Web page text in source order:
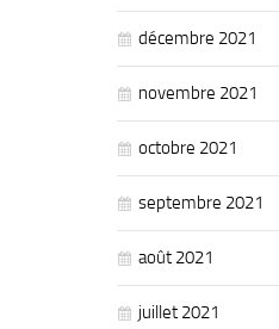
décembre 2021
novembre 2021
octobre 2021
septembre 2021
août 2021
juillet 2021